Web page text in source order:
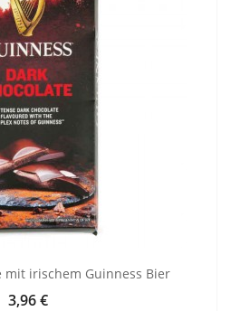
mit irischem Guinness Bier
Preis
3,96 €